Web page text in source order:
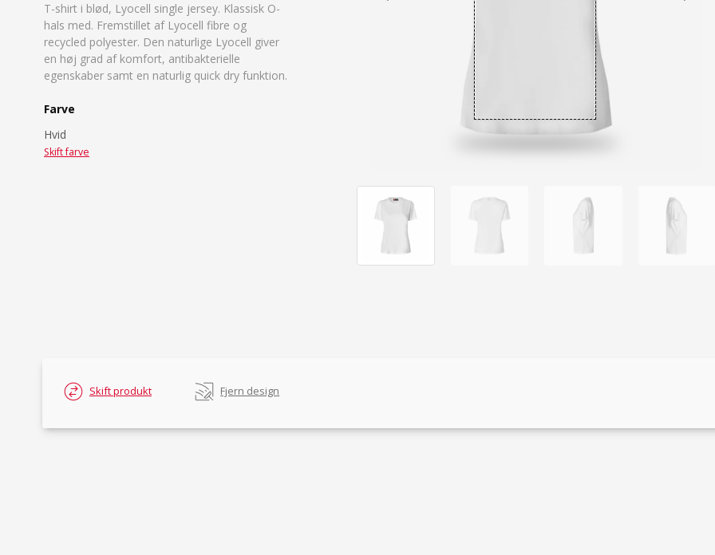
T-shirt i blød, Lyocell single jersey. Klassisk O-
hals med. Fremstillet af Lyocell fibre og
recycled polyester. Den naturlige Lyocell giver
en høj grad af komfort, antibakterielle
egenskaber samt en naturlig quick dry funktion.
Farve
Hvid
Skift farve
Skift produkt Fjern design